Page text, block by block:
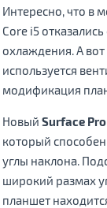
Интересно, что в
Core i5
охлаждения. А вот
используется
модификация
Новый Surface Pro
который
углы наклона.
широкий размах
планшет